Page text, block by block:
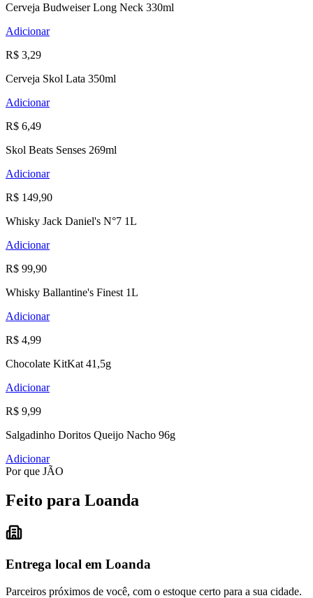
Cerveja Budweiser Long Neck 330ml
Adicionar
R$ 3,29
Cerveja Skol Lata 350ml
Adicionar
R$ 6,49
Skol Beats Senses 269ml
Adicionar
R$ 149,90
Whisky Jack Daniel's N°7 1L
Adicionar
R$ 99,90
Whisky Ballantine's Finest 1L
Adicionar
R$ 4,99
Chocolate KitKat 41,5g
Adicionar
R$ 9,99
Salgadinho Doritos Queijo Nacho 96g
Adicionar
Por que JÃO
Feito para Loanda
Entrega local em Loanda
Parceiros próximos de você, com o estoque certo para a sua cidade.